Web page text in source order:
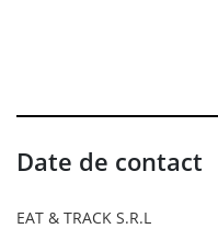
Date de contact
EAT & TRACK S.R.L